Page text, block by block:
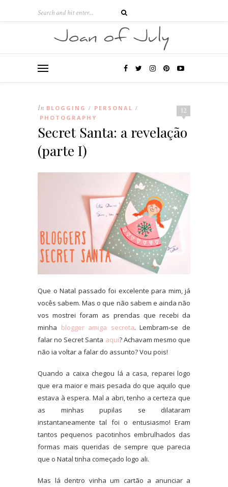
12
In BLOGGING / PERSONAL /
PHOTOGRAPHY
Secret Santa: a revelação
(parte I)
Que o Natal passado foi excelente para mim, já
vocês sabem. Mas o que não sabem e ainda não
vos mostrei foram as prendas que recebi da
minha blogger amiga secreta. Lembram-se de
falar no Secret Santa aqui? Achavam mesmo que
não ia voltar a falar do assunto? Vou pois!
Quando a caixa chegou lá a casa, reparei logo
que era maior e mais pesada do que aquilo que
estava à espera. Mal a abri, tenho a certeza que
as minhas pupilas se dilataram
instantaneamente tal foi o entusiasmo! Eram
tantos pequenos pacotinhos embrulhados das
formas mais queridas de sempre que parecia
que o Natal tinha começado logo ali.
Mas lá dentro vinha um cartão a anunciar a